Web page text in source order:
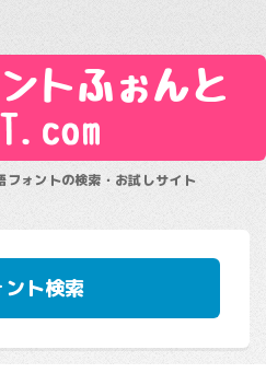
トふぉんと
フォントの検索・お試しサイト
ント検索